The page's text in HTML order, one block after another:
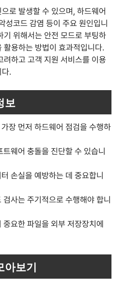
로 발생할 수 있으며, 하드웨어
성코드 감염 등이 주요 원인입니
기 위해서는 안전 모드로 부팅하
활용하는 방법이 효과적입니다.
려하고 고객 지원 서비스를 이용
.
보
장 먼저 하드웨어 점검을 수행하
웨어 충돌을 진단할 수 있습니
손실을 예방하는 데 중요합니
사는 주기적으로 수행해야 합니
요한 파일을 외부 저장장치에
아보기